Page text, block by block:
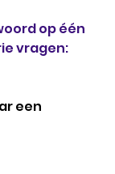
op één
vragen:
een